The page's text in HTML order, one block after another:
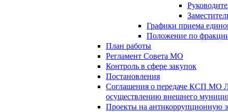
Графики приема
Положение по
План работы
Регламент Совета МО
Контроль в сфере закупок
Постановления
Соглашения о передаче КСП МО
осуществлению внешнего
Проекты на антикоррупционную